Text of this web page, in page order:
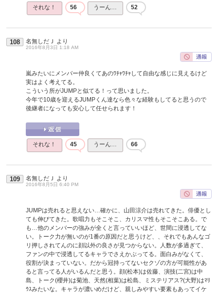
それな！ 56 うーん… 52
108 名無しだＪ より
2016年8月3日 1:18 AM
嵐みたいにメンバー仲良くてあのﾜﾁｬﾜﾁｬして自由な感じに見えるけど
実はよく考えてる。
こういう所がJUMPと似てる！って思いました。
今年で10歳を迎えるJUMPくん達なら色々な経験もしてると思うので
後継者になっても安心して任せられます！
それな！ 45 うーん… 66
109 名無しだＪ より
2016年8月5日 6:40 PM
JUMPは売れると思えない…確かに、山田涼介は売れてきた。俳優とし
ても伸びてきた。歌唱力もそこそこ、カリスマ性もそこそこある。で
も…他のメンバーの強みが全くと言っていいほど、世間に浸透してな
い。トーク力が無いのが1番の原因だと思うけど、、それでもあんなゴ
リ押しされてんのに顔以外の良さが見つからない。人数が多過ぎて、
ファンの中で浸透してるキャラでさえかぶってる。面白みがなくて、
役割が決まっていない。だから冠持ってないセクゾの方が可能性があ
ると言ってる人がいるんだと思う。顔(松本)は佐藤、演技(二宮)は中
島、トーク(櫻井)は菊池、天然(相葉)は松島、ミステリアス?(大野)はﾏﾘ
ｳｽみたいな。キャラが濃いめだけど、親しみやすい要素もあってイケ